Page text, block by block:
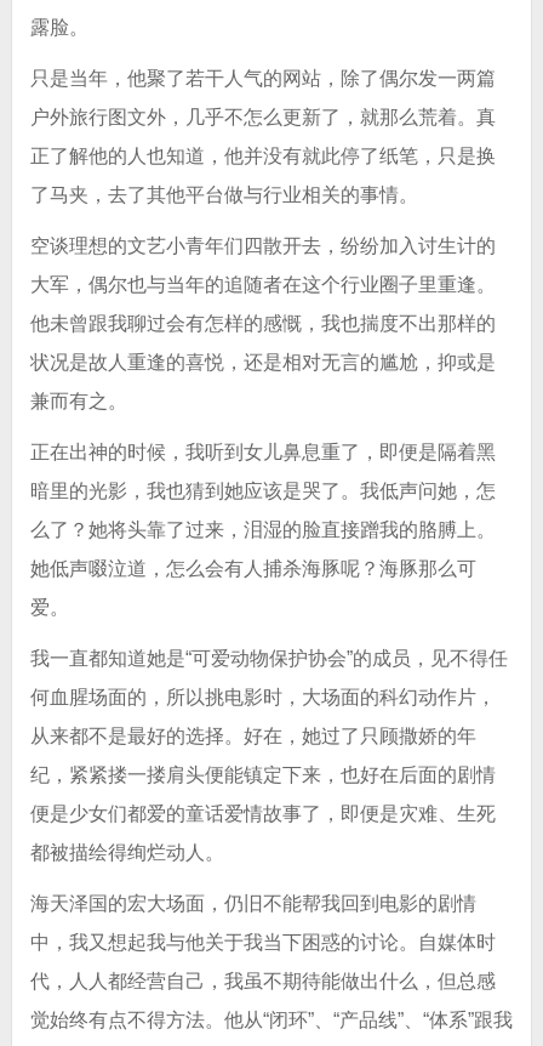
露脸。
只是当年，他聚了若干人气的网站，除了偶尔发一两篇
户外旅行图文外，几乎不怎么更新了，就那么荒着。真
正了解他的人也知道，他并没有就此停了纸笔，只是换
了马夹，去了其他平台做与行业相关的事情。
空谈理想的文艺小青年们四散开去，纷纷加入讨生计的
大军，偶尔也与当年的追随者在这个行业圈子里重逢。
他未曾跟我聊过会有怎样的感慨，我也揣度不出那样的
状况是故人重逢的喜悦，还是相对无言的尴尬，抑或是
兼而有之。
正在出神的时候，我听到女儿鼻息重了，即便是隔着黑
暗里的光影，我也猜到她应该是哭了。我低声问她，怎
么了？她将头靠了过来，泪湿的脸直接蹭我的胳膊上。
她低声啜泣道，怎么会有人捕杀海豚呢？海豚那么可
爱。
我一直都知道她是“可爱动物保护协会”的成员，见不得任
何血腥场面的，所以挑电影时，大场面的科幻动作片，
从来都不是最好的选择。好在，她过了只顾撒娇的年
纪，紧紧搂一搂肩头便能镇定下来，也好在后面的剧情
便是少女们都爱的童话爱情故事了，即便是灾难、生死
都被描绘得绚烂动人。
海天泽国的宏大场面，仍旧不能帮我回到电影的剧情
中，我又想起我与他关于我当下困惑的讨论。自媒体时
代，人人都经营自己，我虽不期待能做出什么，但总感
觉始终有点不得方法。他从“闭环”、“产品线”、“体系”跟我